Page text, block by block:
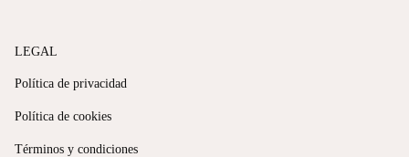
LEGAL
Política de privacidad
Política de cookies
Términos y condiciones